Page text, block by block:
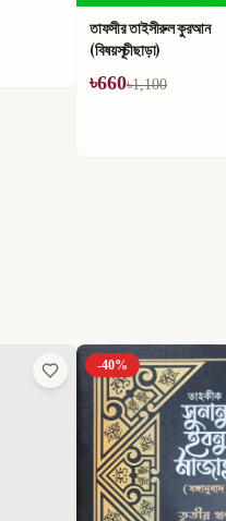
কুরআন ও সুন্নাহ্‌র আলোকে
আলোকিত জীবন ও সোনালী
৳594৳990
-40%